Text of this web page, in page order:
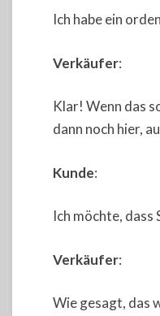
Ich habe ein
Verkäufer:
Klar! Wenn das
dann noch hier,
Kunde:
Ich möchte, dass
Verkäufer:
Wie gesagt, das